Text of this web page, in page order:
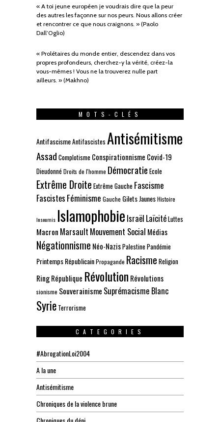
« A toi jeune européen je voudrais dire que la peur
des autres les façonne sur nos peurs. Nous allons créer
et rencontrer ce que nous craignons. » (Paolo
Dall’Oglio)
« Prolétaires du monde entier, descendez dans vos
propres profondeurs, cherchez-y la vérité, créez-la
vous-mêmes ! Vous ne la trouverez nulle part
ailleurs. » (Makhno)
MOTS-CLÉS
AntifascismeAntifascistes Antisémitisme
Assad Complotisme Conspirationnisme Covid-19
DieudonnéDroits de l'homme Démocratie Ecole
Extrême Droite Extrême Gauche Fascisme
Fascistes Féminisme Gauche Gilets JaunesHistoire
Insoumis Islamophobie Israël LaïcitéLuttes
Macron Marsault Mouvement Social Médias
Négationnisme Néo-NazisPalestinePandémie
Printemps RépublicainPropagande Racisme Religion
RingRépublique Révolution Révolutions
sionisme Souverainisme Suprémacisme Blanc
Syrie Terrorisme
CATEGORIES
#AbrogationLoi2004
A la une
Antisémitisme
Chroniques de la violence brune